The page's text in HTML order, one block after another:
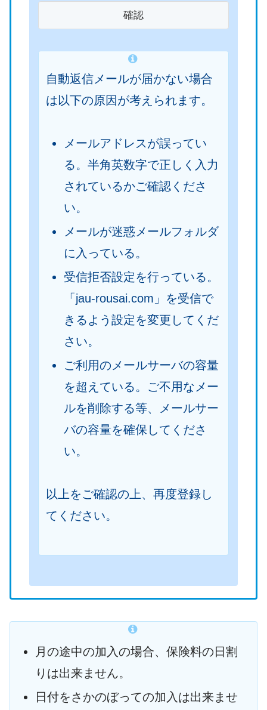
）
）
自動返信メールが届かない場合
は以下の原因が考えられます。
メールアドレスが誤ってい
る。半角英数字で正しく入力
されているかご確認くださ
い。
メールが迷惑メールフォルダ
に入っている。
受信拒否設定を行っている。
「jau-rousai.com」を受信で
きるよう設定を変更してくだ
さい。
ご利用のメールサーバの容量
を超えている。ご不用なメー
ルを削除する等、メールサー
バの容量を確保してくださ
い。
以上をご確認の上、再度登録し
てください。
月の途中の加入の場合、保険料の日割
りは出来ません。
日付をさかのぼっての加入は出来ませ